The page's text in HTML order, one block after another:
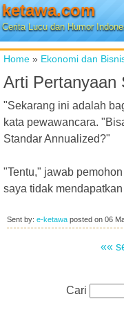
ketawa.com
Cerita Lucu dan Humor
Home » Ekonomi dan
Arti Pertanyaan
"Sekarang ini adalah
kata pewawancara.
Standar Annualized?"
"Tentu," jawab
saya tidak
Sent by: e-ketawa posted on 06
««
Cari